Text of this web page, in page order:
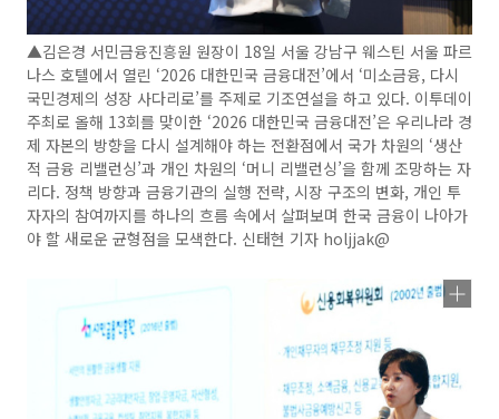
▲김은경 서민금융진흥원 원장이 18일 서울 강남구 웨스틴 서울 파르
나스 호텔에서 열린 ‘2026 대한민국 금융대전’에서 ‘미소금융, 다시
국민경제의 성장 사다리로’를 주제로 기조연설을 하고 있다. 이투데이
주최로 올해 13회를 맞이한 ‘2026 대한민국 금융대전’은 우리나라 경
제 자본의 방향을 다시 설계해야 하는 전환점에서 국가 차원의 ‘생산
적 금융 리밸런싱’과 개인 차원의 ‘머니 리밸런싱’을 함께 조망하는 자
리다. 정책 방향과 금융기관의 실행 전략, 시장 구조의 변화, 개인 투
자자의 참여까지를 하나의 흐름 속에서 살펴보며 한국 금융이 나아가
야 할 새로운 균형점을 모색한다. 신태현 기자 holjjak@